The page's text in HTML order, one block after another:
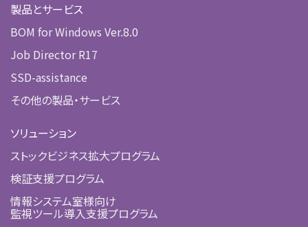
製品とサービス
BOM for Windows Ver.8.0
Job Director R17
SSD-assistance
その他の製品・サービス
ソリューション
ストックビジネス拡大プログラム
検証支援プログラム
情報システム室様向け
監視ツール導入支援プログラム